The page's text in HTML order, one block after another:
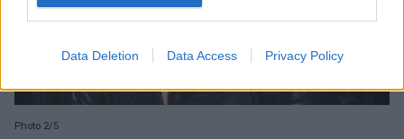
Data Deletion Data Access Privacy Policy
Photo 2/5